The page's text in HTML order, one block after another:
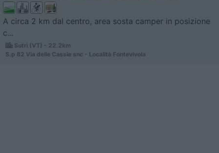
A circa 2 km dal centro, area sosta camper in posizione
c...
Sutri (VT) - 22.2km
S.p 82 Via delle Cassie snc - Località Fontevivola